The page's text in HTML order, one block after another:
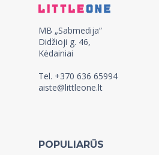
MB „Sabmedija“
Didžioji g. 46,
Kėdainiai
Tel. +370 636 65994
aiste@littleone.lt
POPULIARŪS